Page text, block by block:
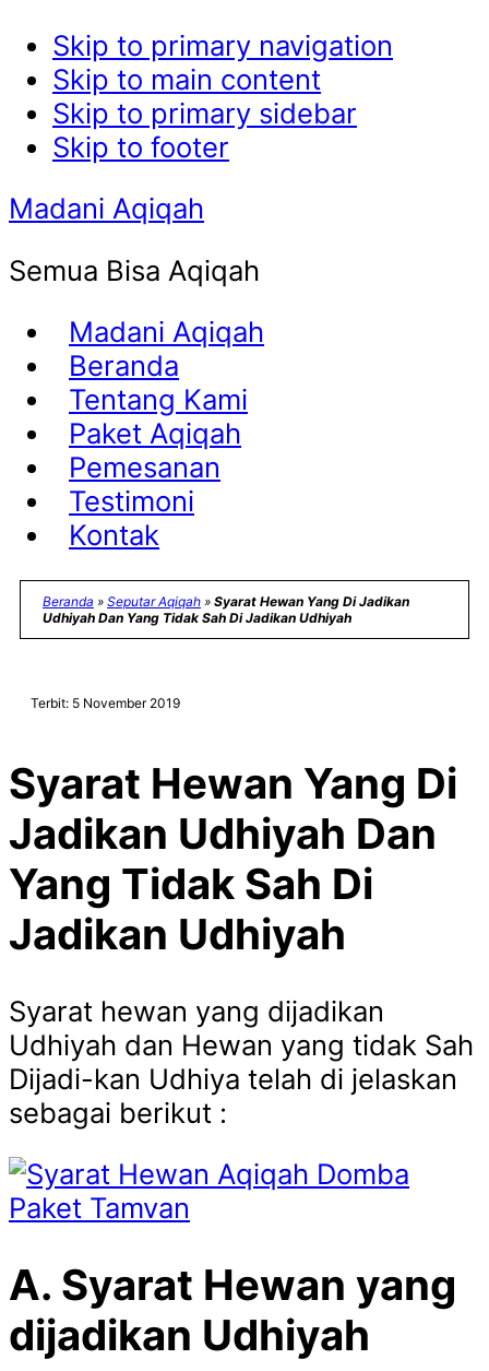
Skip to primary navigation
Skip to main content
Skip to primary sidebar
Skip to footer
Madani Aqiqah
Semua Bisa Aqiqah
Madani Aqiqah
Beranda
Tentang Kami
Paket Aqiqah
Pemesanan
Testimoni
Kontak
Beranda » Seputar Aqiqah » Syarat Hewan Yang Di Jadikan
Udhiyah Dan Yang Tidak Sah Di Jadikan Udhiyah
Terbit: 5 November 2019
Syarat Hewan Yang Di
Jadikan Udhiyah Dan
Yang Tidak Sah Di
Jadikan Udhiyah
Syarat hewan yang dijadikan
Udhiyah dan Hewan yang tidak Sah
Dijadi-kan Udhiya telah di jelaskan
sebagai berikut :
A. Syarat Hewan yang
dijadikan Udhiyah